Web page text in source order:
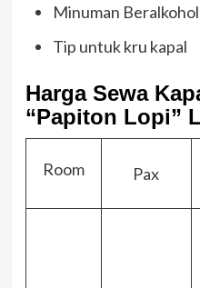
Minuman Beralkohol
Tip untuk kru kapal
Harga Sewa
“Papiton Lopi”
Room Pax